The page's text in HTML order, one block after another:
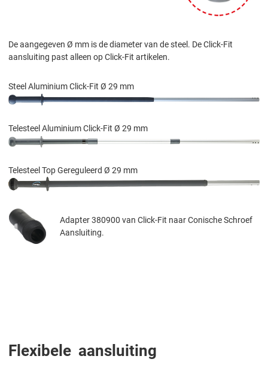
De aangegeven Ø mm is de diameter van de steel. De Click-Fit
aansluiting past alleen op Click-Fit artikelen.
Steel Aluminium Click-Fit Ø 29 mm
Telesteel Aluminium Click-Fit Ø 29 mm
Telesteel Top Gereguleerd Ø 29 mm
Adapter 380900 van Click-Fit naar Conische Schroef
Aansluiting.
Flexibele aansluiting